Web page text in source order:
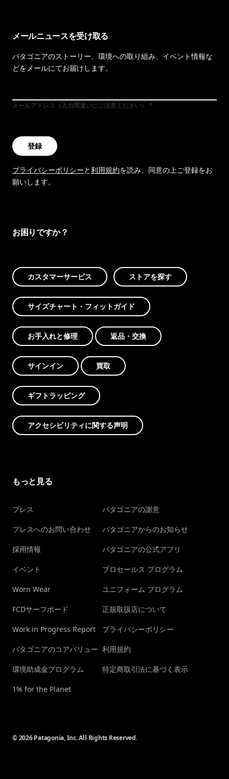
メールニュースを受け取る
パタゴニアのストーリー、環境への取り組み、イベント情報な
どをメールにてお届けします。
メールアドレス（入力間違いにご注意ください）
登録
プライバシーポリシーと利用規約を読み、同意の上ご登録をお
願いします。
お困りですか？
カスタマーサービス ストアを探す
サイズチャート・フィットガイド
お手入れと修理 返品・交換
サインイン 買取
ギフトラッピング
アクセシビリティに関する声明
もっと見る
プレス
プレスへのお問い合わせ
採用情報
イベント
Worn Wear
FCDサーフボード
Work in Progress Report
パタゴニアのコアバリュー
環境助成金プログラム
1% for the Planet
パタゴニアの謝意
パタゴニアからのお知らせ
パタゴニアの公式アプリ
プロセールス プログラム
ユニフォーム プログラム
正規取扱店について
プライバシーポリシー
利用規約
特定商取引法に基づく表示
© 2026 Patagonia, Inc. All Rights Reserved.